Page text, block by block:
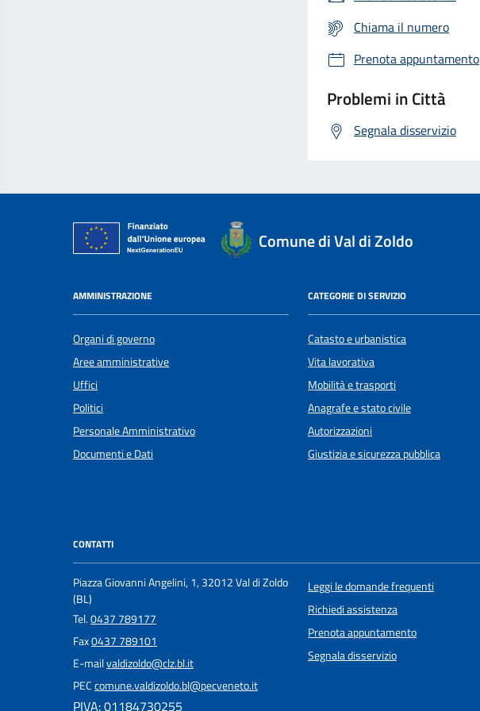
Chiama il numero
Prenota appuntamento
Problemi in Città
Segnala disservizio
Comune di Val di Zoldo
AMMINISTRAZIONE
Organi di governo
Aree amministrative
Uffici
Politici
Personale Amministrativo
Documenti e Dati
CATEGORIE DI SERVIZIO
Catasto e urbanistica
Vita lavorativa
Mobilità e trasporti
Anagrafe e stato civile
Autorizzazioni
Giustizia e sicurezza pubblica
CONTATTI
Piazza Giovanni Angelini, 1, 32012 Val di Zoldo
(BL)
Tel.0437 789177
Fax0437 789101
E-mailvaldizoldo@clz.bl.it
PECcomune.valdizoldo.bl@pecveneto.it
PIVA: 01184730255
Leggi le domande frequenti
Richiedi assistenza
Prenota appuntamento
Segnala disservizio